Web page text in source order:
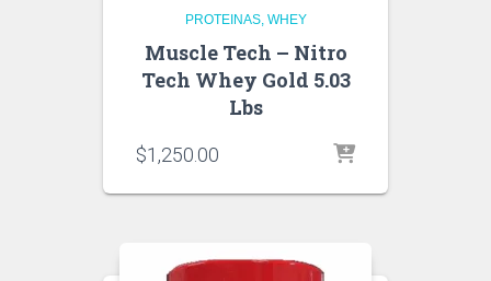
PROTEINAS WHEY
Muscle Tech – Nitro
Tech Whey Gold 5.03
Lbs
$1,250.00